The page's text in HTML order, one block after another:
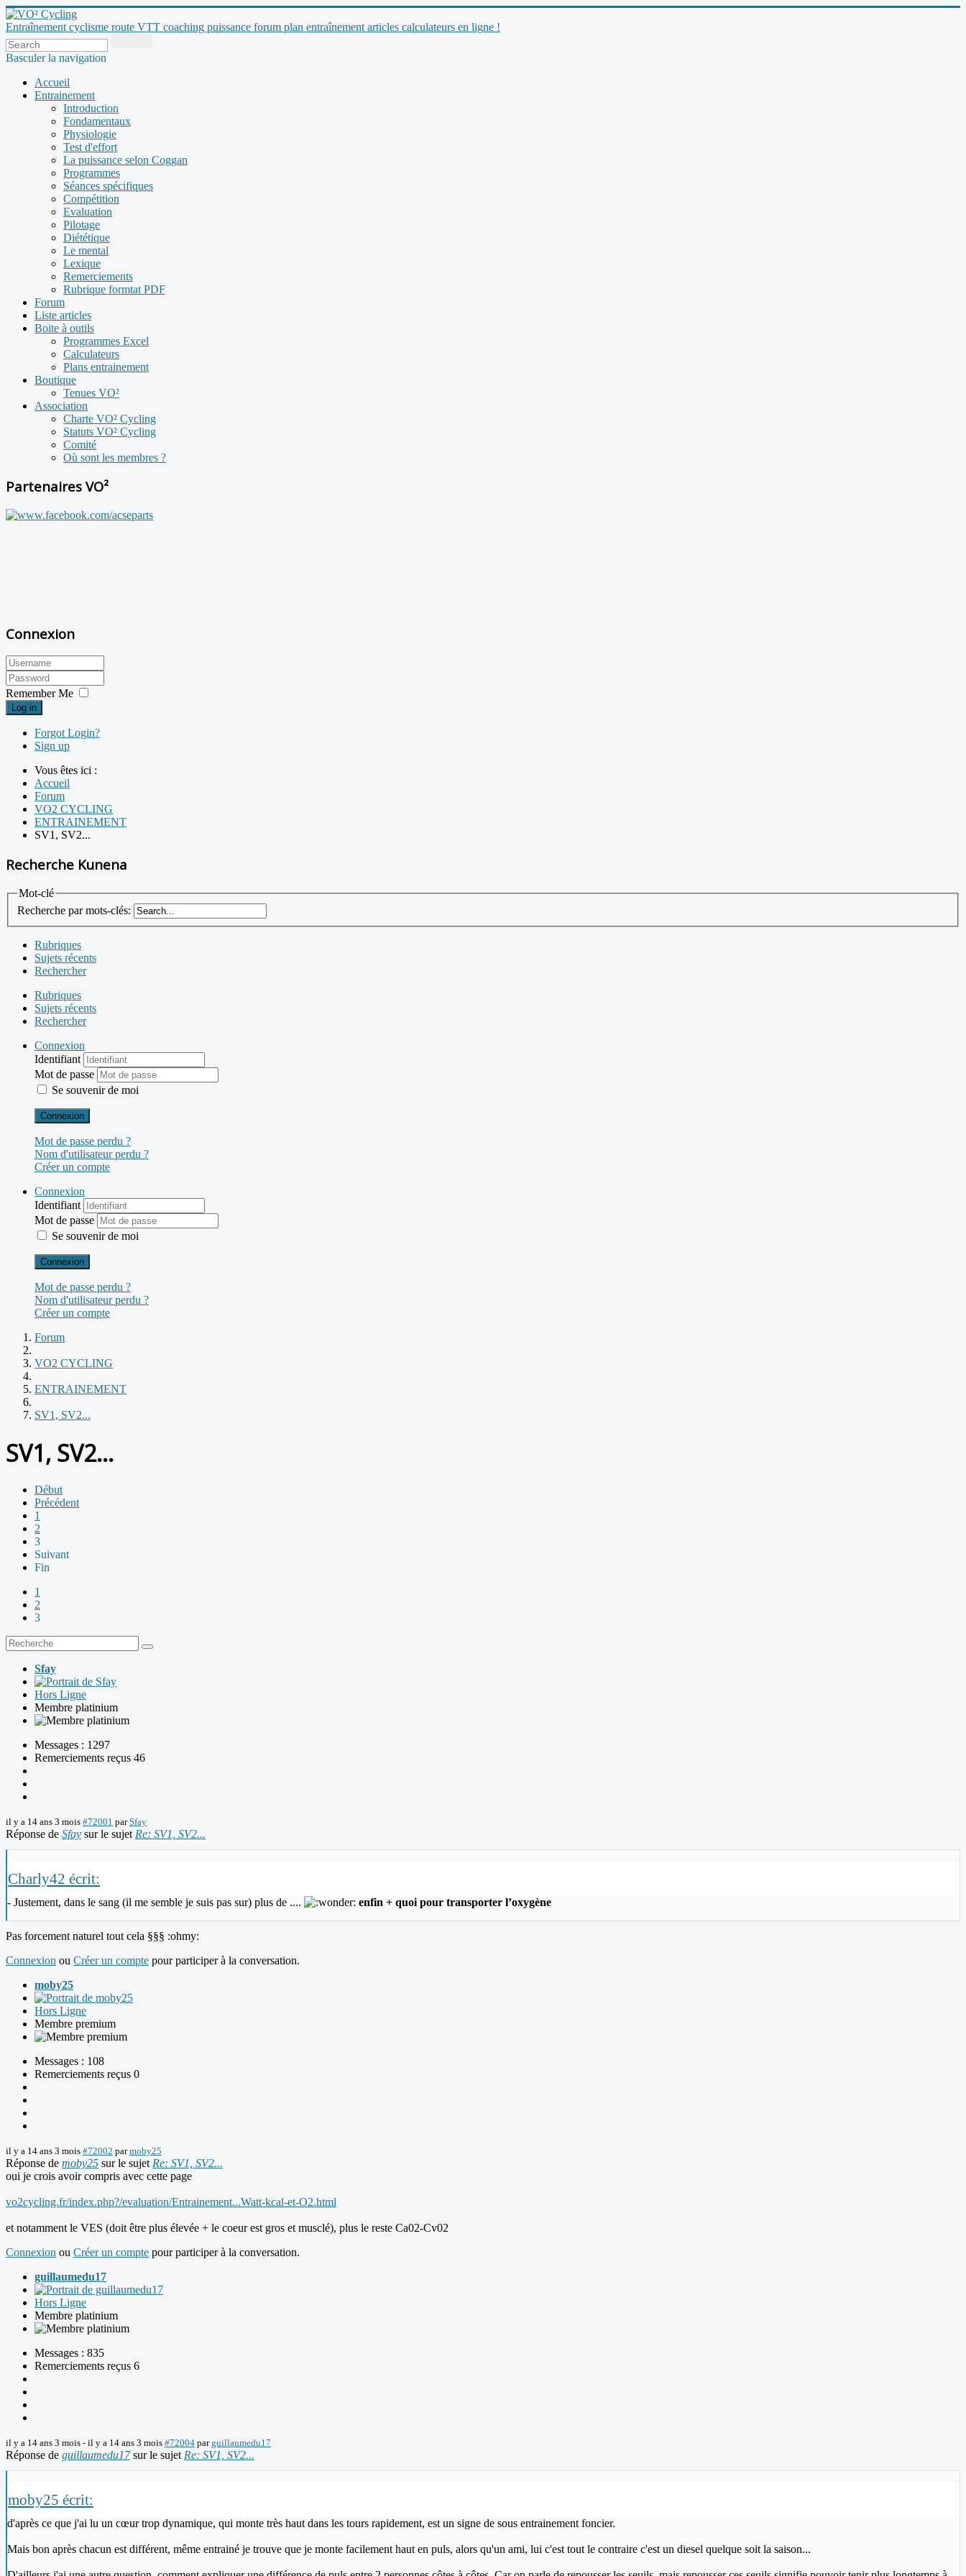
Entraînement cyclisme route VTT coaching puissance forum plan entraînement articles calculateurs en ligne !
Basculer la navigation
Accueil
Entrainement
Introduction
Fondamentaux
Physiologie
Test d'effort
La puissance selon Coggan
Programmes
Séances spécifiques
Compétition
Evaluation
Pilotage
Diététique
Le mental
Lexique
Remerciements
Rubrique formtat PDF
Forum
Liste articles
Boite à outils
Programmes Excel
Calculateurs
Plans entrainement
Boutique
Tenues VO²
Association
Charte VO² Cycling
Statuts VO² Cycling
Comité
Où sont les membres ?
Partenaires VO²
Connexion
Remember Me
Log in
Forgot Login?
Sign up
Vous êtes ici :
Accueil
Forum
VO2 CYCLING
ENTRAINEMENT
SV1, SV2...
Recherche Kunena
Mot-clé
Recherche par mots-clés:
Rubriques
Sujets récents
Rechercher
Rubriques
Sujets récents
Rechercher
Connexion
Identifiant
Mot de passe
Se souvenir de moi
Connexion
Mot de passe perdu ?
Nom d'utilisateur perdu ?
Créer un compte
Connexion
Identifiant
Mot de passe
Se souvenir de moi
Connexion
Mot de passe perdu ?
Nom d'utilisateur perdu ?
Créer un compte
Forum
VO2 CYCLING
ENTRAINEMENT
SV1, SV2...
SV1, SV2...
Début
Précédent
1
2
3
Suivant
Fin
1
2
3
Sfay
Hors Ligne
Membre platinium
Messages : 1297
Remerciements reçus 46
il y a 14 ans 3 mois #72001 parSfay
Réponse de Sfay sur le sujet Re: SV1, SV2...
Charly42 écrit:
- Justement, dans le sang (il me semble je suis pas sur) plus de .... enfin + quoi pour transporter l’oxygène
Pas forcement naturel tout cela §§§ :ohmy:
Connexion ou Créer un compte pour participer à la conversation.
moby25
Hors Ligne
Membre premium
Messages : 108
Remerciements reçus 0
il y a 14 ans 3 mois #72002 parmoby25
Réponse de moby25 sur le sujet Re: SV1, SV2...
oui je crois avoir compris avec cette page
vo2cycling.fr/index.php?/evaluation/Entrainement...Watt-kcal-et-O2.html
et notamment le VES (doit être plus élevée + le coeur est gros et musclé), plus le reste Ca02-Cv02
Connexion ou Créer un compte pour participer à la conversation.
guillaumedu17
Hors Ligne
Membre platinium
Messages : 835
Remerciements reçus 6
il y a 14 ans 3 mois - il y a 14 ans 3 mois #72004 parguillaumedu17
Réponse de guillaumedu17sur le sujet Re: SV1, SV2...
moby25 écrit:
d'après ce que j'ai lu un cœur trop dynamique, qui monte très haut dans les tours rapidement, est un signe de sous entrainement foncier.
Mais bon après chacun est différent, même entrainé je trouve que je monte facilement haut en puls, alors qu'un ami, lui c'est tout le contraire c'est un diesel quelque soit la saison...